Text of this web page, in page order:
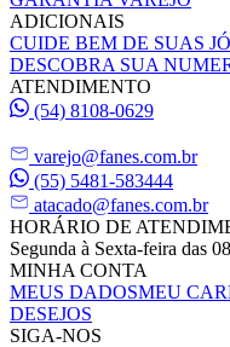
ADICIONAIS
CUIDE BEM DE SUAS
DESCOBRA SUA
ATENDIMENTO
(54) 8108-0629
varejo@fanes.com.br
(55) 5481-583444
atacado@fanes.com.br
HORÁRIO DE
Segunda à Sexta-feira das
MINHA CONTA
MEUS DADOSMEU
DESEJOS
SIGA-NOS